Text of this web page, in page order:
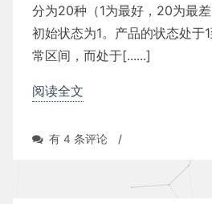
分为20种（1为最好，20为最
初始状态为1。产品的状态处于
常区间，而处于[......]
阅读全文
状
有 4 条评论 /